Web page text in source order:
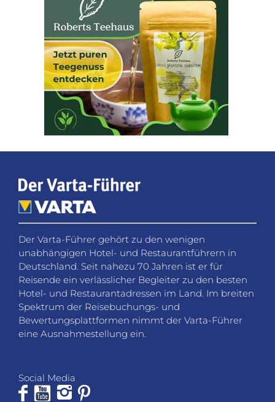
Der Varta-Führer gehört zu den wenigen
unabhängigen Hotel- und Restaurantführern in
Deutschland. Seit nahezu 70 Jahren ist er für
Reisende ein verlässlicher Begleiter zu den besten
Hotel- und Restaurantadressen im Land. Im breiten
Spektrum der Reisebuchungs- und
Bewertungsplattformen nimmt der Varta-Führer
eine Ausnahmestellung ein.
Social Media